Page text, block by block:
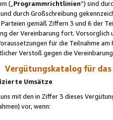
(„Programmrichtlinien“) sind
durch Großschreibung
gemäß Ziffern 3 und 6 der
der Vereinbarung fort. Vorsorglich
für die Teilnahme
Verstoß gegen die
Vergütungskatalog für
Umsätze
mit den in Ziffer 3 dieses
vor, wenn: